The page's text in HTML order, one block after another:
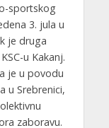
sportskog
3. jula u
je druga
u Kakanj.
je u povodu
u Srebrenici,
zaboravu.